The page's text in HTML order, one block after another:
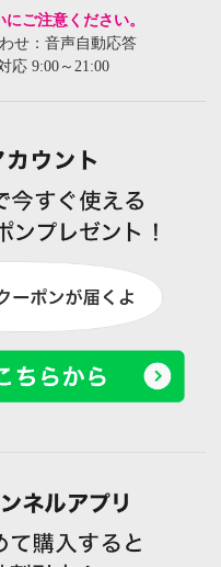
ご注意ください。
せ：音声自動応答
応 9:00～21:00